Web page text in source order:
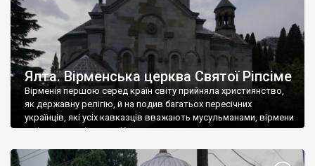
Ялта. Вірменська церква Святої Ріпсіме
Вірменія першою серед країн світу прийняла християнство,
як державну релігію, й на подив багатьох пересічних
українців, які усіх кавказців вважають мусульманами, вірмени
є відданими вірянами Христа